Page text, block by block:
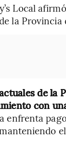
Local
la Provincia
de la
con
enfrenta